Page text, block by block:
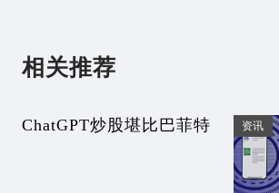
相关推荐
ChatGPT炒股堪比巴菲特 资讯